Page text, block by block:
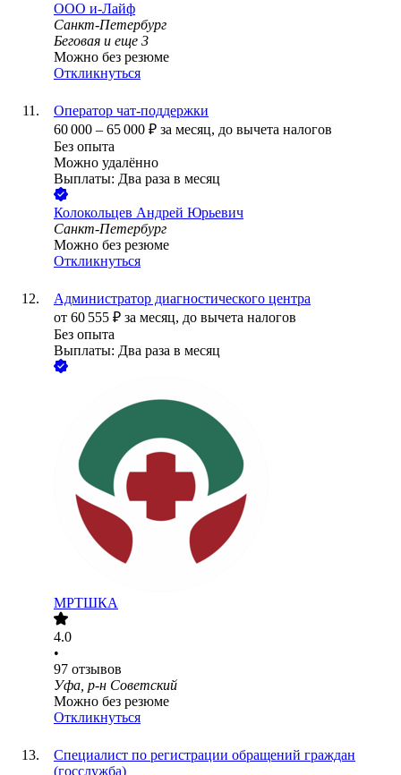
ООО и-Лайф
Санкт-Петербург
Беговая и еще 3
Можно без резюме
Откликнуться
Оператор чат-поддержки
60 000 – 65 000 ₽ за месяц, до вычета налогов
Без опыта
Можно удалённо
Выплаты: Два раза в месяц
Колокольцев Андрей Юрьевич
Санкт-Петербург
Можно без резюме
Откликнуться
Администратор диагностического центра
от 60 555 ₽ за месяц, до вычета налогов
Без опыта
Выплаты: Два раза в месяц
МРТШКА
4.0
•
97 отзывов
Уфа, р-н Советский
Можно без резюме
Откликнуться
Специалист по регистрации обращений граждан
(госслужба)